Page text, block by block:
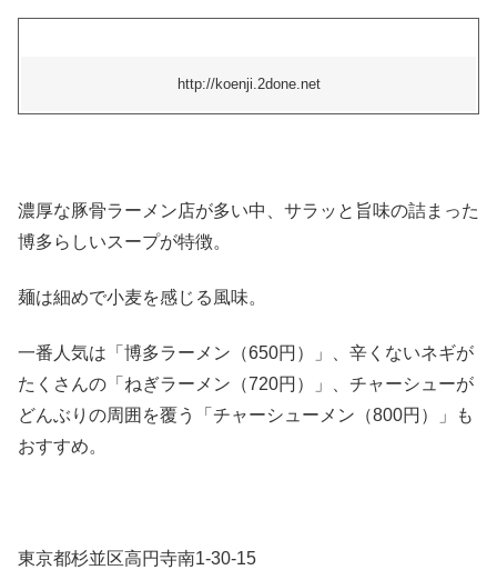
http://koenji.2done.net
濃厚な豚骨ラーメン店が多い中、サラッと旨味の詰まった
博多らしいスープが特徴。
麺は細めで小麦を感じる風味。
一番人気は「博多ラーメン（650円）」、辛くないネギが
たくさんの「ねぎラーメン（720円）」、チャーシューが
どんぶりの周囲を覆う「チャーシューメン（800円）」も
おすすめ。
東京都杉並区高円寺南1-30-15